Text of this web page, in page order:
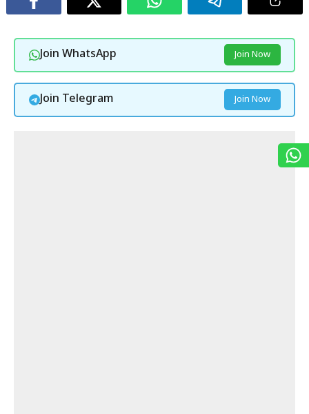
Join WhatsApp Join Now
Join Telegram Join Now